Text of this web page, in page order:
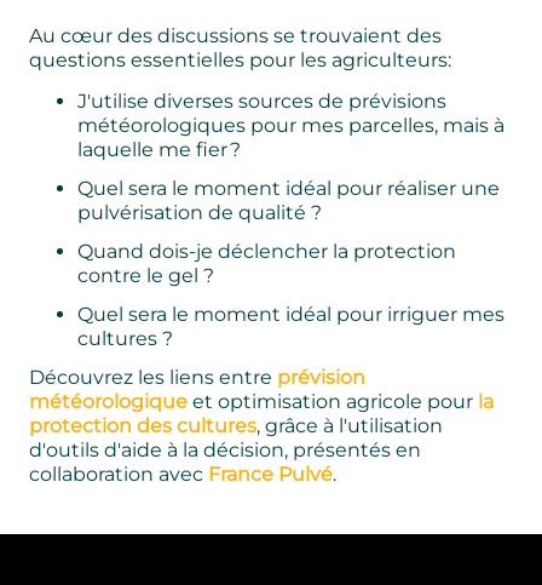
Au cœur des discussions se trouvaient des
questions essentielles pour les agriculteurs:
J'utilise diverses sources de prévisions
météorologiques pour mes parcelles, mais à
laquelle me fier ?
Quel sera le moment idéal pour réaliser une
pulvérisation de qualité ?
Quand dois-je déclencher la protection
contre le gel ?
Quel sera le moment idéal pour irriguer mes
cultures ?
Découvrez les liens entre prévision
météorologique et optimisation agricole pour la
protection des cultures, grâce à l'utilisation
d'outils d'aide à la décision, présentés en
collaboration avec France Pulvé.